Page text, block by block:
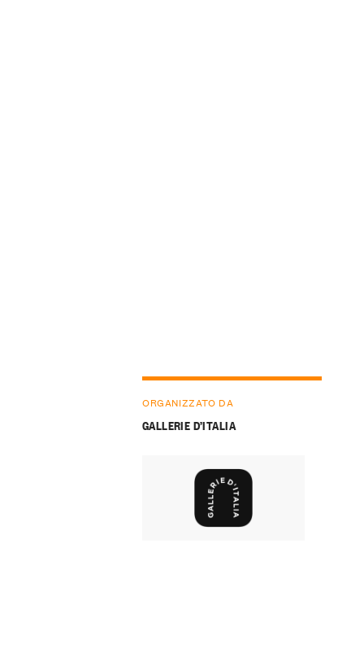
ORGANIZZATO DA
GALLERIE D’ITALIA